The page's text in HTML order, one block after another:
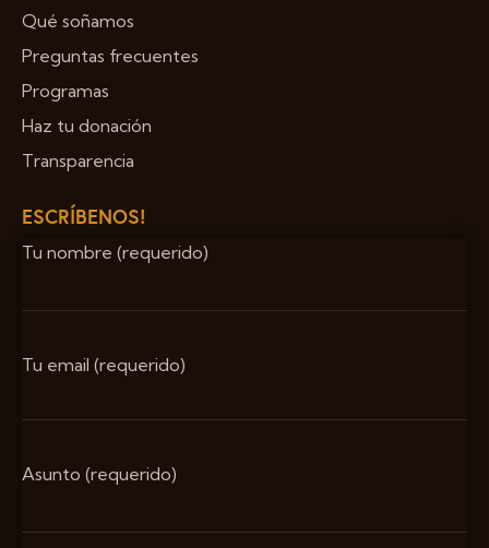
Qué soñamos
Preguntas frecuentes
Programas
Haz tu donación
Transparencia
ESCRÍBENOS!
Tu nombre (requerido)
Tu email (requerido)
Asunto (requerido)